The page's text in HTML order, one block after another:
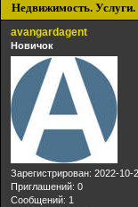
Недвижимость. Услуги.
avangardagent
Новичок
Зарегистрирован: 2022-10-
Приглашений: 0
Сообщений: 1